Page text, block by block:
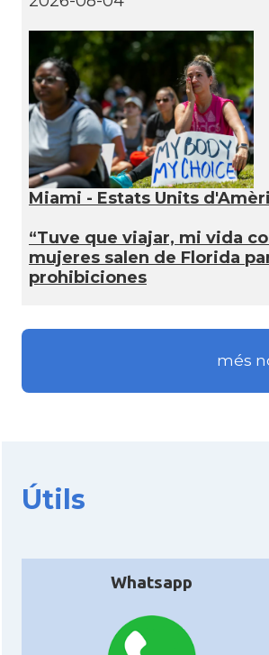
Miami - Estats Units
“Tuve que viajar, mi vida
mujeres salen de Florida
prohibiciones
més
Útils
Whatsapp